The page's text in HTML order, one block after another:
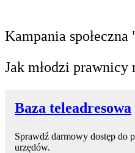
Kampania społeczna
Jak młodzi prawnicy
Baza teleadresowa
Sprawdź darmowy dostęp do
urzędów.